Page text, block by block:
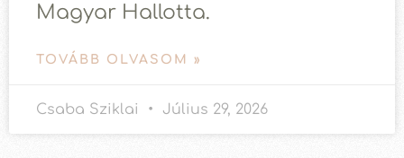
Magyar Hallotta.
TOVÁBB OLVASOM »
Csaba Sziklai Július 29, 2026